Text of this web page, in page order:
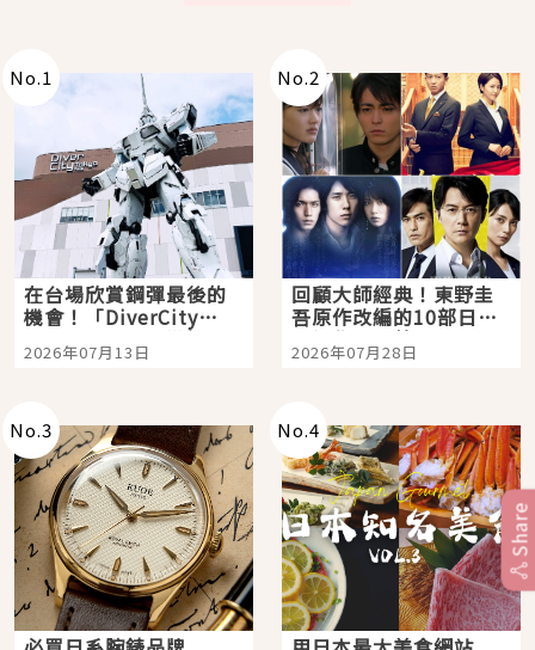
No.1
在台場欣賞鋼彈最後的
機會！「DiverCity
Tokyo Plaza」搭船、
購物、美食及夜景，一
2026年07月13日
No.2
回顧大師經典！東野圭
吾原作改編的10部日本
影視作品推薦
2026年07月28日
No.3 No.4
Share